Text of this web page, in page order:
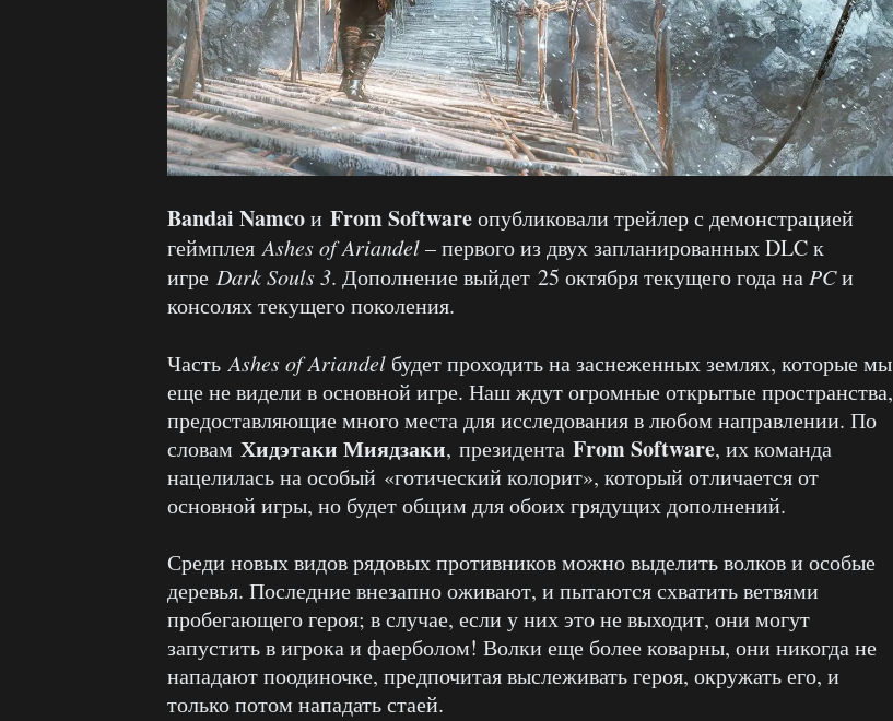
Bandai Namcoи From Softwareопубликовали трейлер с демонстрацией
геймплеяAshes of Ariandel– первого из двух запланированных DLC к
игре Dark Souls 3. Дополнение выйдет 25 октября текущего года на PCи
консолях текущего поколения.
ЧастьAshes of Ariandel будет проходить на заснеженных землях, которые мы
еще не видели в основной игре. Наш ждут огромные открытые пространства,
предоставляющие много места для исследования в любом направлении. По
словам Хидэтаки Миядзаки, президента From Software, их команда
нацелилась на особый «готический колорит», который отличается от
основной игры, но будет общим для обоих грядущих дополнений.
Среди новых видов рядовых противников можно выделить волков и особые
деревья. Последние внезапно оживают, и пытаются схватить ветвями
пробегающего героя; в случае, если у них это не выходит, они могут
запустить в игрока и фаерболом! Волки еще более коварны, они никогда не
нападают поодиночке, предпочитая выслеживать героя, окружать его, и
только потом нападать стаей.